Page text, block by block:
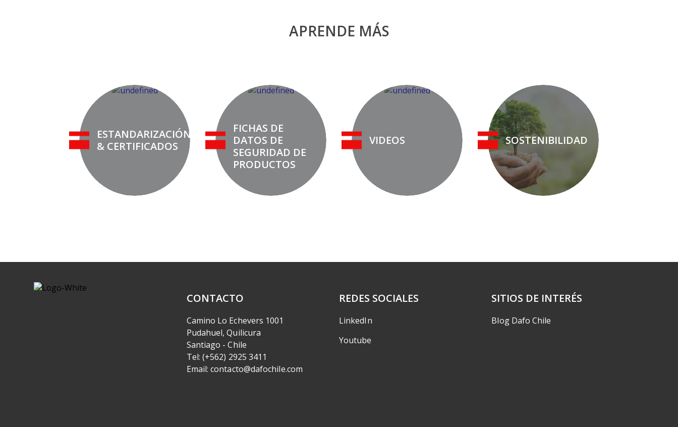
APRENDE MÁS
ESTANDARIZACIÓN
& CERTIFICADOS
FICHAS DE
DATOS DE
SEGURIDAD DE
PRODUCTOS
VIDEOS SOSTENIBILIDAD
CONTACTO
Camino Lo Echevers 1001
Pudahuel, Quilicura
Santiago - Chile
Tel: (+562) 2925 3411
Email: contacto@dafochile.com
REDES SOCIALES
LinkedIn
Youtube
SITIOS DE INTERÉS
Blog Dafo Chile